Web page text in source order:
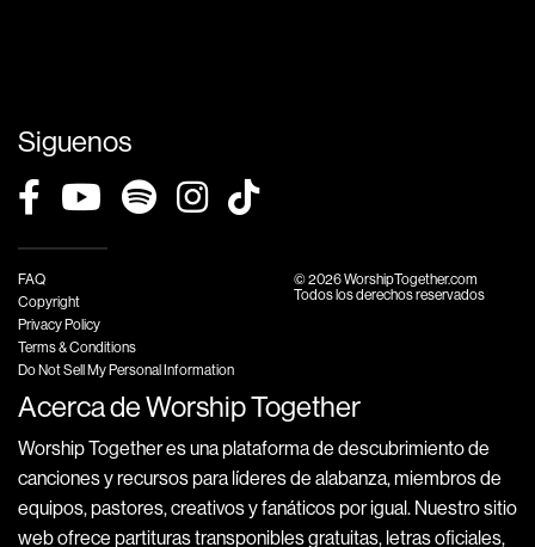
Siguenos
FAQ
Copyright
Privacy Policy
Terms & Conditions
Do Not Sell My Personal Information
© 2026 WorshipTogether.com
Todos los derechos reservados
Acerca de Worship Together
Worship Together es una plataforma de descubrimiento de
canciones y recursos para líderes de alabanza, miembros de
equipos, pastores, creativos y fanáticos por igual. Nuestro sitio
web ofrece partituras transponibles gratuitas, letras oficiales,